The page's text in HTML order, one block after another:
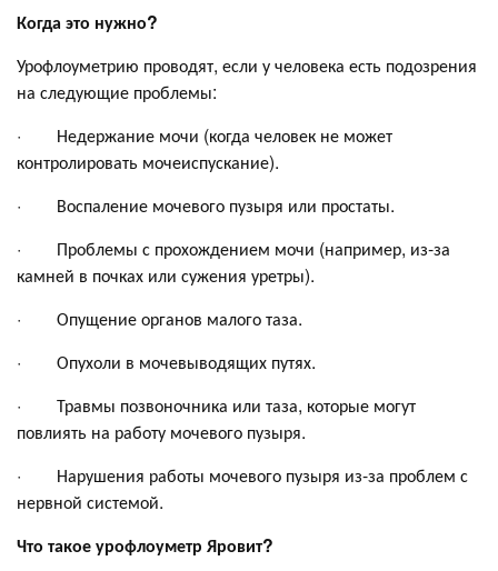
Когда это нужно?
Урофлоуметрию проводят, если у человека есть подозрения
на следующие проблемы:
· Недержание мочи (когда человек не может
контролировать мочеиспускание).
· Воспаление мочевого пузыря или простаты.
· Проблемы с прохождением мочи (например, из-за
камней в почках или сужения уретры).
· Опущение органов малого таза.
· Опухоли в мочевыводящих путях.
· Травмы позвоночника или таза, которые могут
повлиять на работу мочевого пузыря.
· Нарушения работы мочевого пузыря из-за проблем с
нервной системой.
Что такое урофлоуметр Яровит?